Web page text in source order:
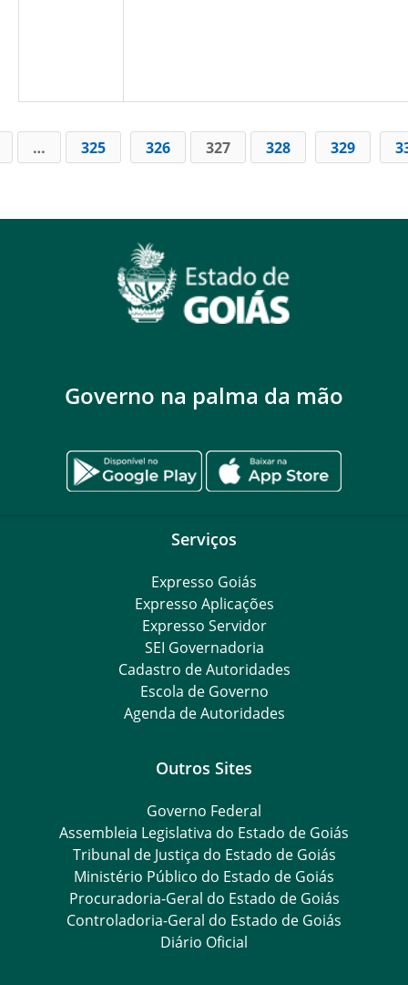
… 325 326 327 328 329
Governo na palma da mão
Serviços
Expresso Goiás
Expresso Aplicações
Expresso Servidor
SEI Governadoria
Cadastro de Autoridades
Escola de Governo
Agenda de Autoridades
Outros Sites
Governo Federal
Assembleia Legislativa do Estado de Goiás
Tribunal de Justiça do Estado de Goiás
Ministério Público do Estado de Goiás
Procuradoria-Geral do Estado de Goiás
Controladoria-Geral do Estado de Goiás
Diário Oficial